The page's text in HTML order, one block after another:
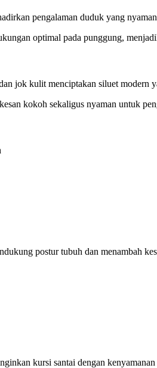
pengalaman duduk yang
optimal pada punggung,
jok kulit menciptakan siluet modern
kokoh sekaligus nyaman untuk
postur tubuh dan menambah
kursi santai dengan